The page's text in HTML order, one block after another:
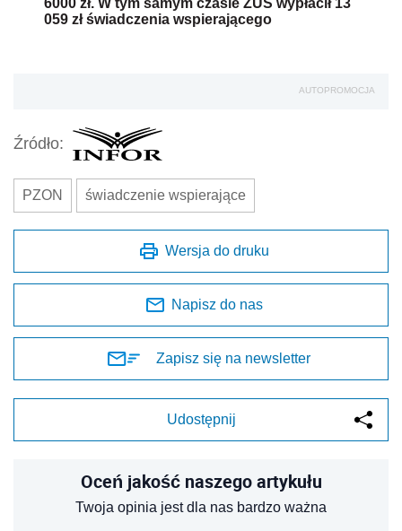
059 zł świadczenia wspierającego
AUTOPROMOCJA
Źródło:
PZON świadczenie wspierające
Wersja do druku
Napisz do nas
Zapisz się na newsletter
Udostępnij
Oceń jakość naszego artykułu
Twoja opinia jest dla nas bardzo ważna